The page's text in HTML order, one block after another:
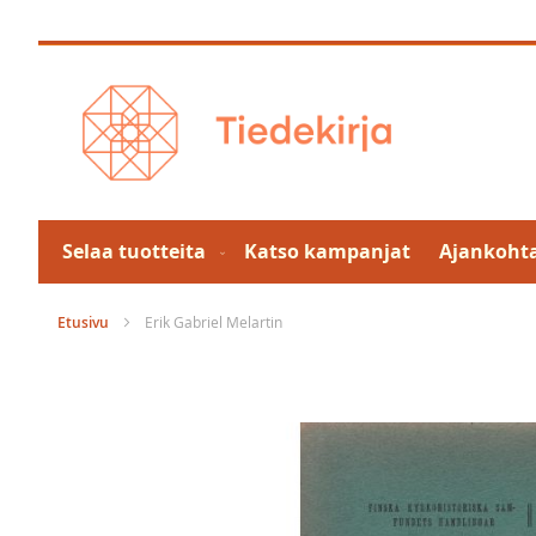
to
Selaa tuotteita Katso kampanjat
Etusivu Erik Gabriel Melartin